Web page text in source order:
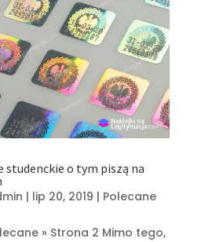
o tym piszą na
| lip 20, 2019 | Polecane
» Strona 2 Mimo tego,